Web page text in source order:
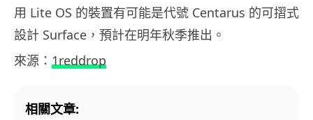
用 Lite OS 的裝置有可能是代號 Centarus 的可摺式
設計 Surface，預計在明年秋季推出。
來源： 1reddrop
相關文章: